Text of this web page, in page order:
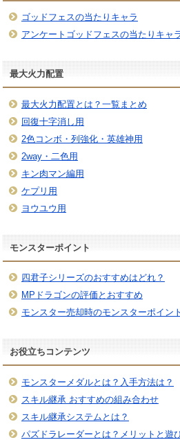
ゴッドフェスの当たりキャラ
アンケートゴッドフェスの当たりキャ
最大火力配置
最大火力配置とは？一覧まとめ
回復十字消し用
2色コンボ・列強化・英雄神用
2way・二色用
キン肉マン編用
ケプリ用
ヨウユウ用
モンスターポイント
四君子シリーズのおすすめはどれ？
MPドラゴンの評価とおすすめ
モンスター売却時のモンスターポイント
お役立ちコンテンツ
モンスターメダルとは？入手方法は？
スキル継承 おすすめの組み合わせ
スキル継承システムとは？
パズドラレーダーとは？メリットと遊